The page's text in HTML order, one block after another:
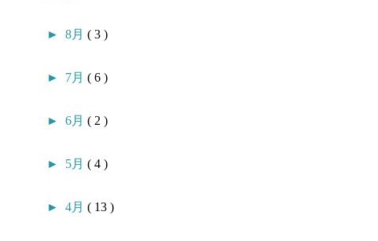
► 8月 ( 3 )
► 7月 ( 6 )
► 6月 ( 2 )
► 5月 ( 4 )
► 4月 ( 13 )